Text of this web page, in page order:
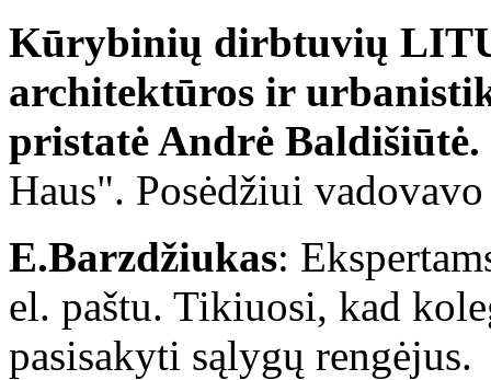
Kūrybinių dirbtuvių
architektūros ir
pristatė Andrė Baldišiūtė.
Haus". Posėdžiui
E.Barzdžiukas:
el. paštu. Tikiuosi, kad
pasisakyti sąlygų rengėjus.